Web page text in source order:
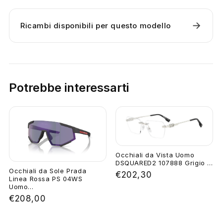
Ricambi disponibili per questo modello →
Potrebbe interessarti
Occhiali da Sole Prada
Linea Rossa PS 04WS
Uomo...
€208,00
Occhiali da Vista Uomo
DSQUARED2 107888 Grigio ...
€202,30